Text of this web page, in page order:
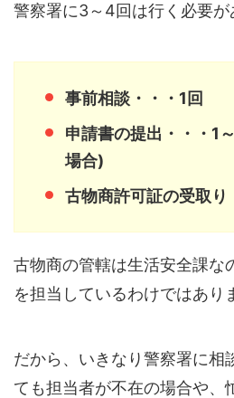
警察署に3～4回は行く必要が
事前相談・・・1回
申請書の提出・・・1
場合)
古物商許可証の受取り
古物商の管轄は生活安全課な
を担当しているわけではあり
だから、いきなり警察署に相
ても担当者が不在の場合や、